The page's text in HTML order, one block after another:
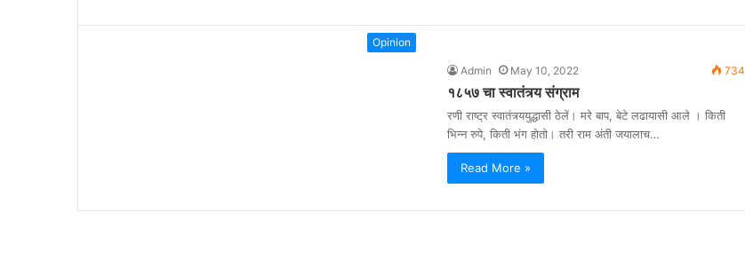
Opinion
Admin May 10, 2022 734
१८५७ चा स्वातंत्र्य संग्राम
रणी राष्ट्र स्वातंत्र्ययुद्धासी ठेलें। मरे बाप, बेटे लढायासी आले । किती
भिन्न रुपे, किती भंग होतो। तरी राम अंती जयालाच…
Read More »